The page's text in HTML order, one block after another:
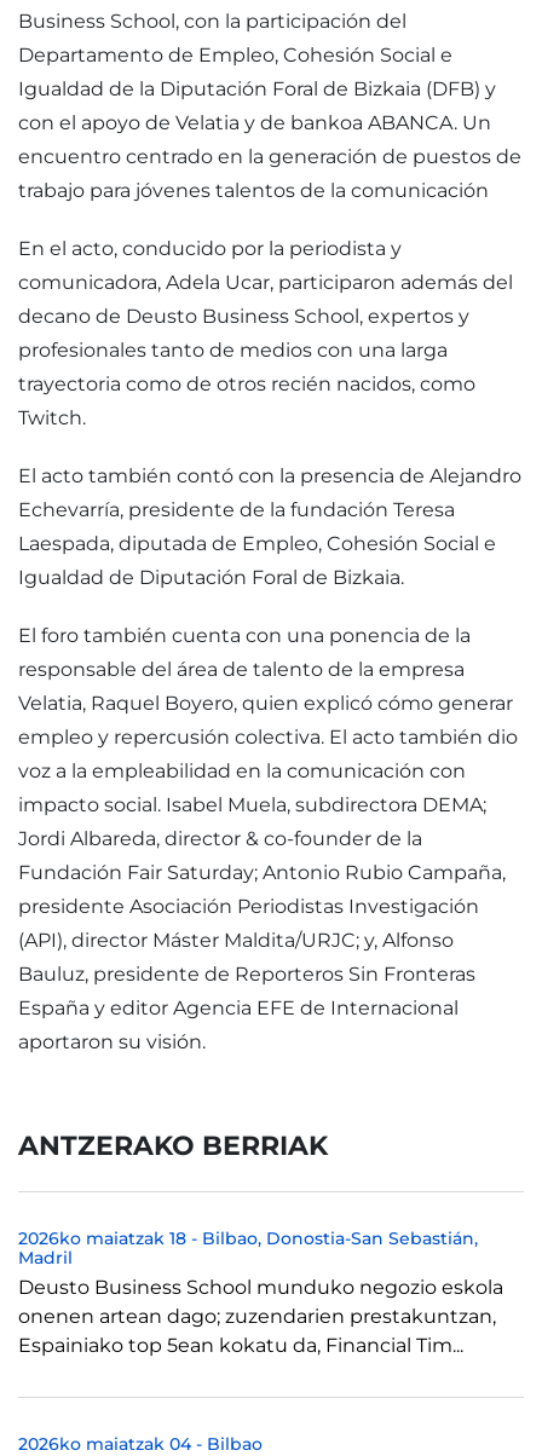
Business School, con la participación del
Departamento de Empleo, Cohesión Social e
Igualdad de la Diputación Foral de Bizkaia (DFB) y
con el apoyo de Velatia y de bankoa ABANCA. Un
encuentro centrado en la generación de puestos de
trabajo para jóvenes talentos de la comunicación
En el acto, conducido por la periodista y
comunicadora, Adela Ucar, participaron además del
decano de Deusto Business School, expertos y
profesionales tanto de medios con una larga
trayectoria como de otros recién nacidos, como
Twitch.
El acto también contó con la presencia de Alejandro
Echevarría, presidente de la fundación Teresa
Laespada, diputada de Empleo, Cohesión Social e
Igualdad de Diputación Foral de Bizkaia.
El foro también cuenta con una ponencia de la
responsable del área de talento de la empresa
Velatia, Raquel Boyero, quien explicó cómo generar
empleo y repercusión colectiva. El acto también dio
voz a la empleabilidad en la comunicación con
impacto social. Isabel Muela, subdirectora DEMA;
Jordi Albareda, director & co-founder de la
Fundación Fair Saturday; Antonio Rubio Campaña,
presidente Asociación Periodistas Investigación
(API), director Máster Maldita/URJC; y, Alfonso
Bauluz, presidente de Reporteros Sin Fronteras
España y editor Agencia EFE de Internacional
aportaron su visión.
ANTZERAKO BERRIAK
2026ko maiatzak 18 - Bilbao Donostia-San Sebastián
Madril
Deusto Business School munduko negozio eskola
onenen artean dago; zuzendarien prestakuntzan,
Espainiako top 5ean kokatu da, Financial Tim...
2026ko maiatzak 04- Bilbao